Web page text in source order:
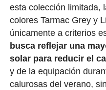
esta colección limitada,
colores Tarmac Grey y
únicamente a criterios
busca reflejar una
solar para reducir el
y de la equipación
calurosas del verano,